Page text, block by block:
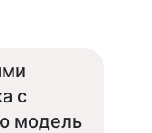
с
модель